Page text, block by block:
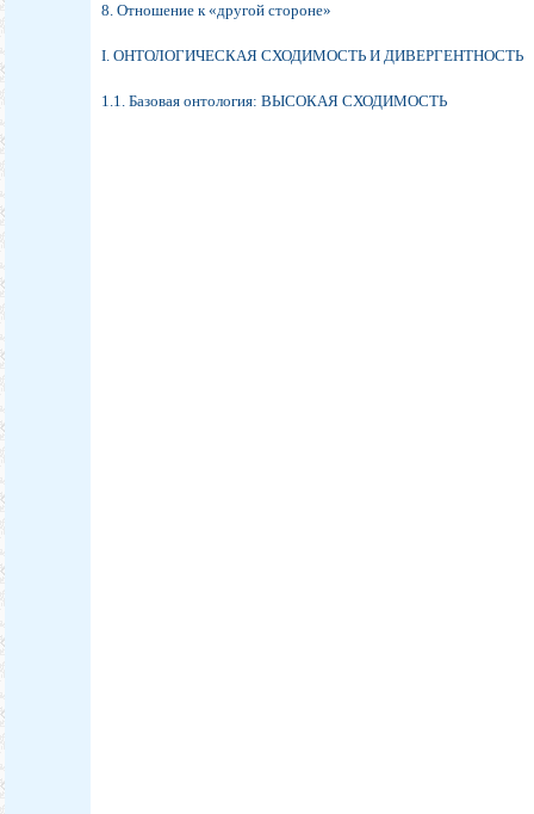
8. Отношение к «другой стороне»
I. ОНТОЛОГИЧЕСКАЯ СХОДИМОСТЬ И ДИВЕРГЕНТНОСТЬ
1.1. Базовая онтология: ВЫСОКАЯ СХОДИМОСТЬ